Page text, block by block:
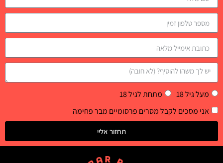
מעל גיל 18
מתחת לגיל 18
אני מסכים לקבל מסרים פרסומיים מבר פחימה
תחזור אליי